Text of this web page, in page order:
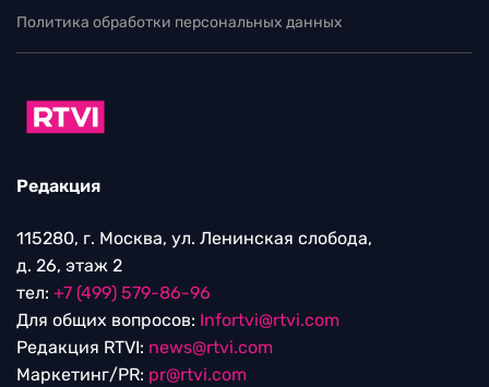
Политика обработки персональных данных
Редакция
115280, г. Москва, ул. Ленинская слобода,
д. 26, этаж 2
тел: +7 (499) 579-86-96
Для общих вопросов: Infortvi@rtvi.com
Редакция RTVI: news@rtvi.com
Маркетинг/PR: pr@rtvi.com